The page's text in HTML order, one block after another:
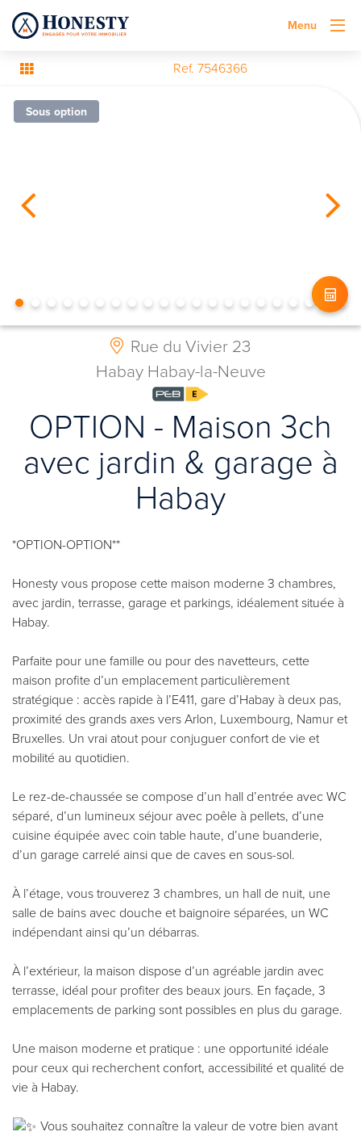
Menu
Ref. 7546366
Sous option
Rue du Vivier 23
Habay Habay-la-Neuve
OPTION - Maison 3ch
avec jardin & garage à
Habay
*OPTION-OPTION**
Honesty vous propose cette maison moderne 3 chambres,
avec jardin, terrasse, garage et parkings, idéalement située à
Habay.
Parfaite pour une famille ou pour des navetteurs, cette
maison profite d’un emplacement particulièrement
stratégique : accès rapide à l’E411, gare d’Habay à deux pas,
proximité des grands axes vers Arlon, Luxembourg, Namur et
Bruxelles. Un vrai atout pour conjuguer confort de vie et
mobilité au quotidien.
Le rez-de-chaussée se compose d’un hall d’entrée avec WC
séparé, d’un lumineux séjour avec poêle à pellets, d’une
cuisine équipée avec coin table haute, d’une buanderie,
d’un garage carrelé ainsi que de caves en sous-sol.
À l’étage, vous trouverez 3 chambres, un hall de nuit, une
salle de bains avec douche et baignoire séparées, un WC
indépendant ainsi qu’un débarras.
À l’extérieur, la maison dispose d’un agréable jardin avec
terrasse, idéal pour profiter des beaux jours. En façade, 3
emplacements de parking sont possibles en plus du garage.
Une maison moderne et pratique : une opportunité idéale
pour ceux qui recherchent confort, accessibilité et qualité de
vie à Habay.
Vous souhaitez connaître la valeur de votre bien avant